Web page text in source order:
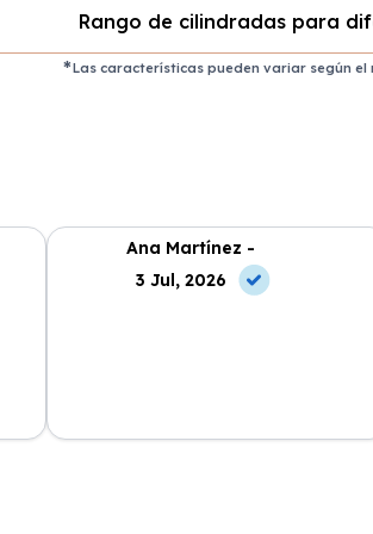
Rango de cilindradas para
Las características pueden variar según el
Ana Martínez -
3 Jul, 2026